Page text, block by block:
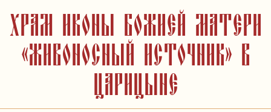
Храм иконы Божией Матери
«Живоносный Источник» в
Царицыне